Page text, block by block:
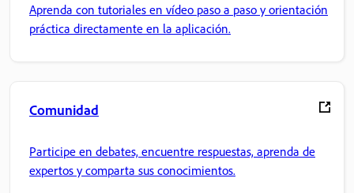
Aprenda con tutoriales en vídeo paso a paso y orientación
práctica directamente en la aplicación.
Comunidad
Participe en debates, encuentre respuestas, aprenda de
expertos y comparta sus conocimientos.